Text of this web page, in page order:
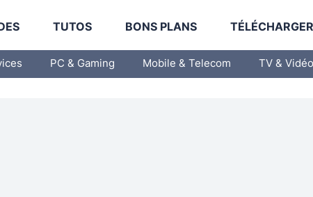
TUTOS BONS PLANS
PC & Gaming Mobile & Telecom TV & Vidéo